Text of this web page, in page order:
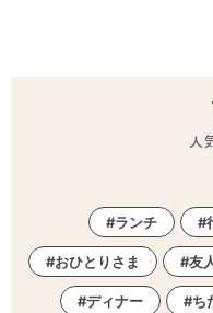
人
ランチ
おひとりさま 友
ディナー ち